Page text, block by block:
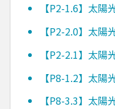
【P2-1.6】太陽
【P2-2.0】太陽
【P2-2.1】太陽
【P8-1.2】太陽
【P8-3.3】太陽